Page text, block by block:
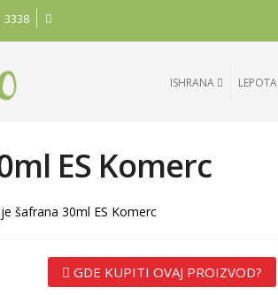
3338
ISHRANA LEPOTA
ES Komerc
šafrana 30ml ES Komerc
GDE KUPITI OVAJ PROIZVOD?